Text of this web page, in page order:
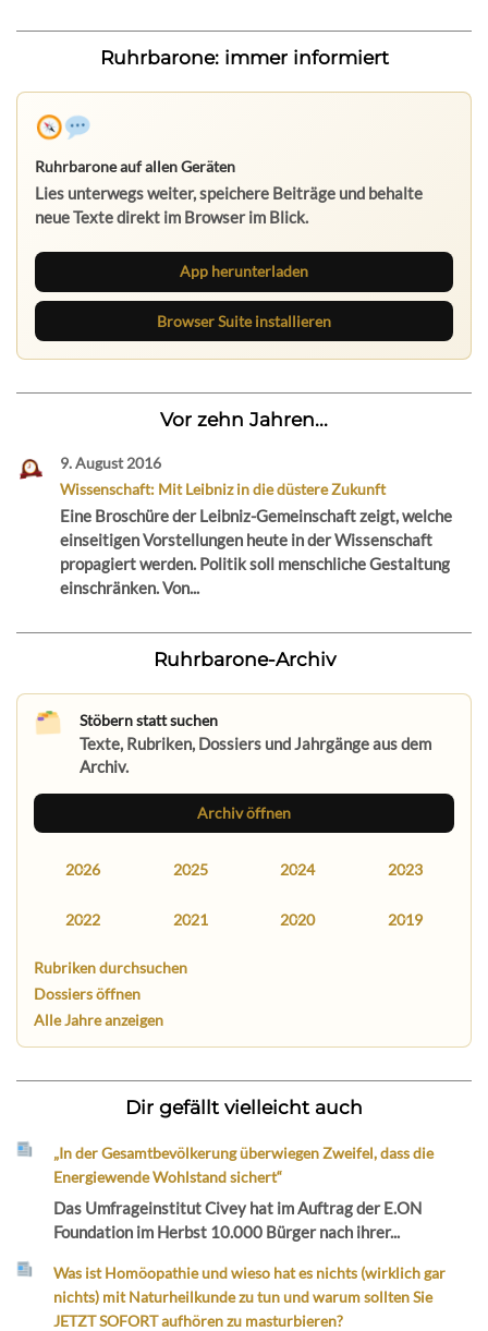
Ruhrbarone: immer informiert
Ruhrbarone auf allen Geräten
Lies unterwegs weiter, speichere Beiträge und behalte
neue Texte direkt im Browser im Blick.
App herunterladen
Browser Suite installieren
Vor zehn Jahren...
9. August 2016
Wissenschaft: Mit Leibniz in die düstere Zukunft
Eine Broschüre der Leibniz-Gemeinschaft zeigt, welche
einseitigen Vorstellungen heute in der Wissenschaft
propagiert werden. Politik soll menschliche Gestaltung
einschränken. Von...
Ruhrbarone-Archiv
Stöbern statt suchen
Texte, Rubriken, Dossiers und Jahrgänge aus dem
Archiv.
Archiv öffnen
2026 2025 2024 2023
2022 2021 2020 2019
Rubriken durchsuchen
Dossiers öffnen
Alle Jahre anzeigen
Dir gefällt vielleicht auch
„In der Gesamtbevölkerung überwiegen Zweifel, dass die
Energiewende Wohlstand sichert“
Das Umfrageinstitut Civey hat im Auftrag der E.ON
Foundation im Herbst 10.000 Bürger nach ihrer...
Was ist Homöopathie und wieso hat es nichts (wirklich gar
nichts) mit Naturheilkunde zu tun und warum sollten Sie
JETZT SOFORT aufhören zu masturbieren?